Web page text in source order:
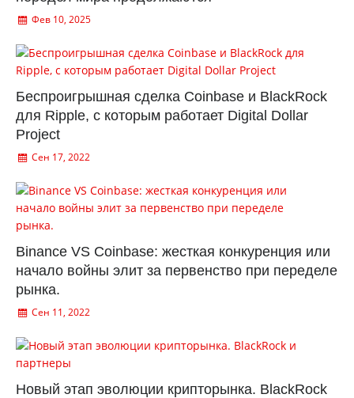
Фев 10, 2025
Беспроигрышная сделка Coinbase и BlackRock
для Ripple, с которым работает Digital Dollar
Project
Сен 17, 2022
Binance VS Coinbase: жесткая конкуренция или
начало войны элит за первенство при переделе
рынка.
Сен 11, 2022
Новый этап эволюции крипторынка. BlackRock